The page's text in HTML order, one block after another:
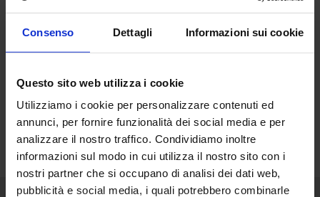
Consenso Dettagli Informazioni sui cookie
Questo sito web utilizza i cookie
Utilizziamo i cookie per personalizzare contenuti ed
annunci, per fornire funzionalità dei social media e per
analizzare il nostro traffico. Condividiamo inoltre
informazioni sul modo in cui utilizza il nostro sito con i
nostri partner che si occupano di analisi dei dati web,
pubblicità e social media, i quali potrebbero combinarle